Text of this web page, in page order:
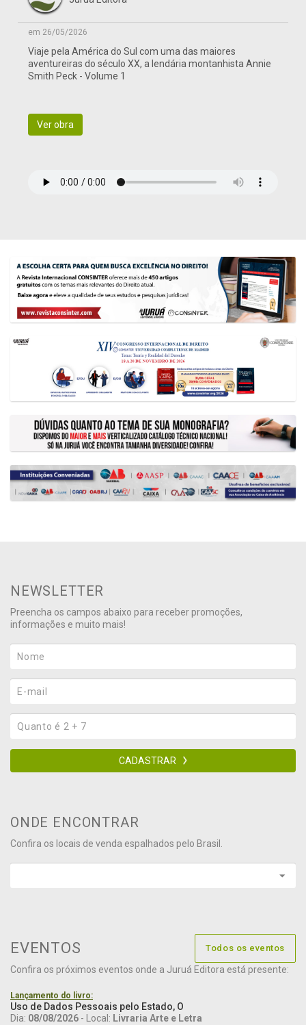
em 26/05/2026
Viaje pela América do Sul com uma das maiores
aventureiras do século XX, a lendária montanhista Annie
Smith Peck - Volume 1
Ver obra
NEWSLETTER
Preencha os campos abaixo para receber promoções,
informações e muito mais!
CADASTRAR
ONDE ENCONTRAR
Confira os locais de venda espalhados pelo Brasil.
EVENTOS Todos os eventos
Confira os próximos eventos onde a Juruá Editora está presente:
Lançamento do livro:
Uso de Dados Pessoais pelo Estado, O
Dia: 08/08/2026 - Local: Livraria Arte e Letra